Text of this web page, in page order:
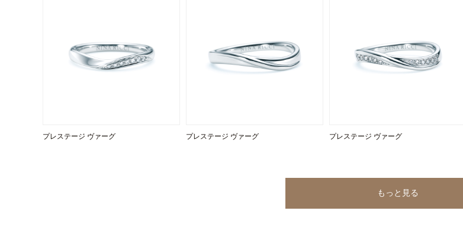
プレステージ ヴァーグ プレステージ ヴァーグ プレステージ ヴァーグ
もっと見る